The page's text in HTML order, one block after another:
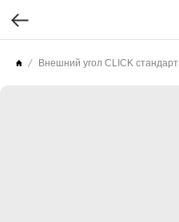
Внешний угол CLICK стандарт